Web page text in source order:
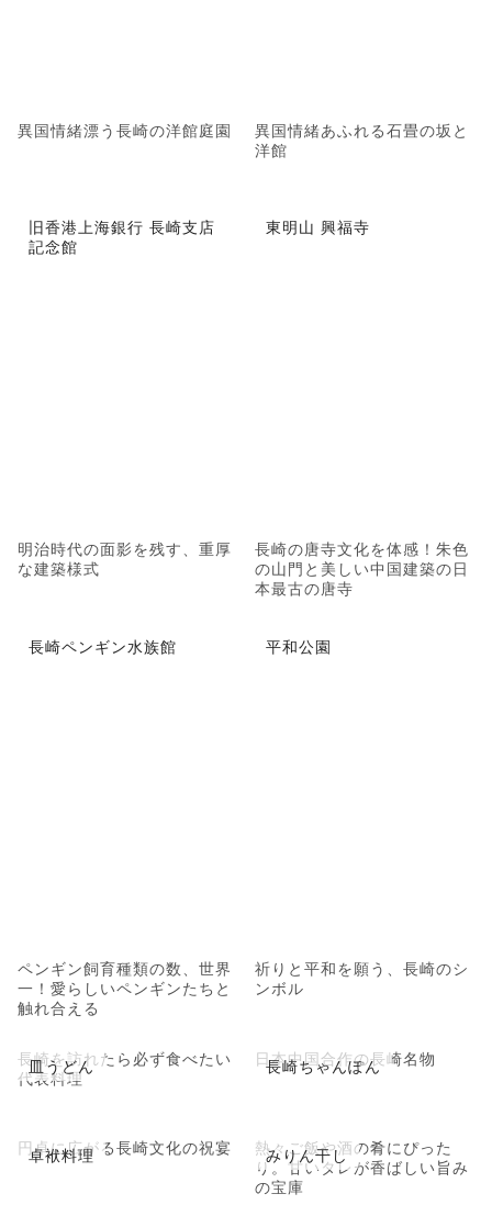
異国情緒漂う長崎の洋館庭園
異国情緒あふれる石畳の坂と
洋館
旧香港上海銀行 長崎支店
記念館
明治時代の面影を残す、重厚
な建築様式
東明山 興福寺
長崎の唐寺文化を体感！朱色
の山門と美しい中国建築の日
本最古の唐寺
長崎ペンギン水族館
ペンギン飼育種類の数、世界
一！愛らしいペンギンたちと
触れ合える
平和公園
祈りと平和を願う、長崎のシ
ンボル
皿うどん
長崎を訪れたら必ず食べたい
代表料理
長崎ちゃんぽん
日本中国合作の長崎名物
卓袱料理
円卓に広がる長崎文化の祝宴 みりん干し
熱々ご飯や酒の肴にぴった
り。甘いタレが香ばしい旨み
の宝庫